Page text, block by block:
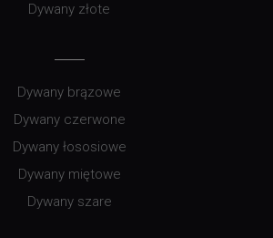
Dywany złote
Dywany brązowe
Dywany czerwone
Dywany łososiowe
Dywany miętowe
Dywany szare